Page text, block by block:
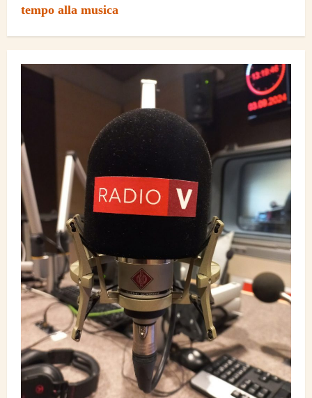
tempo alla musica